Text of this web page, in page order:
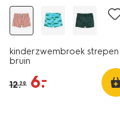
kinderzwembroek strepen
bruin
12.29 6.
–